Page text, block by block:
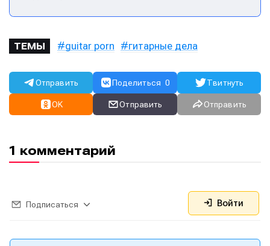
ТЕМЫ guitar porn гитарные дела
Отправить Поделиться 0 Твитнуть
OK Отправить Отправить
1 комментарий
Подписаться Войти